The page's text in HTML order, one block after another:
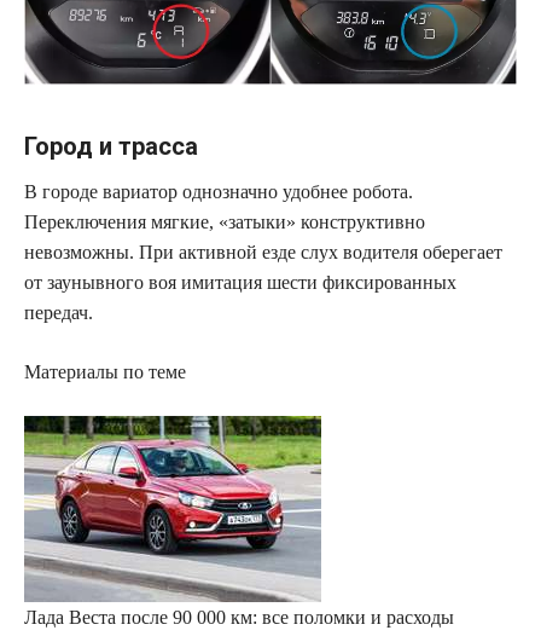
Город и трасса
В городе вариатор однозначно удобнее робота.
Переключения мягкие, «затыки» конструктивно
невозможны. При активной езде слух водителя оберегает
от заунывного воя имитация шести фиксированных
передач.
Материалы по теме
Лада Веста после 90 000 км: все поломки и расходы